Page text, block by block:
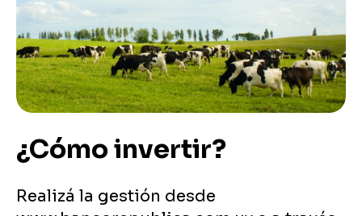
¿Cómo invertir?
Realizá la gestión desde